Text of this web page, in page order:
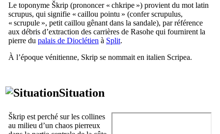
Le toponyme Škrip (prononcer « chkripe ») provient du mot latin
scrupus, qui signifie « caillou pointu » (conferscrupulus,
« scrupule », petit caillou gênant dans la sandale), par référence
aux débris d’extraction des carrières de Rasohe qui fournirent la
pierre du palais de Dioclétien à Split.
À l’époque vénitienne, Skrip se nommait en italien Scripea.
Situation
Škrip est perché sur les collines
au milieu d’un chaos pierreux